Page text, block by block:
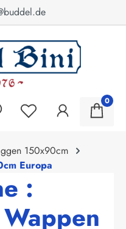
0
150x90cm
Europa
: